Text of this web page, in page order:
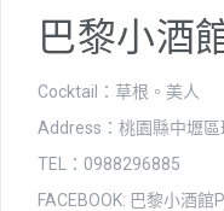
巴黎小酒
Cocktail：草根。美人
Address：桃園縣中壢
TEL：0988296885
FACEBOOK: 巴黎小酒館